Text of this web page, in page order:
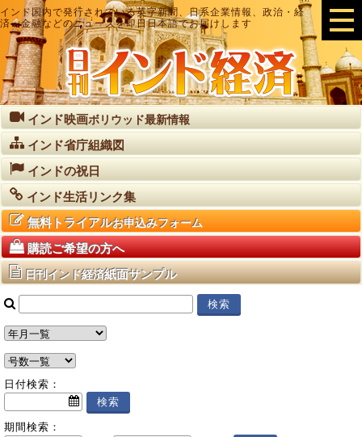
インド国内で発行されている英字新聞、日系企業情報、政治・経
済・金融などのニュースを即日日本語でお届けします
インド映画ボリウッド最新情報
インド省庁組織図
インドの祝日
インド生活リンク集
無料トライアルお申込みフォーム
購読ご希望の方へ
日刊インド経済紙面サンプル
日付検索：
期間検索：